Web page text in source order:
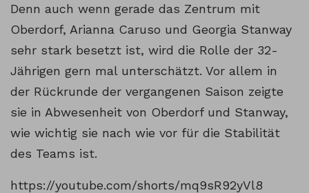
Denn auch wenn gerade das Zentrum mit
Oberdorf, Arianna Caruso und Georgia Stanway
sehr stark besetzt ist, wird die Rolle der 32-
Jährigen gern mal unterschätzt. Vor allem in
der Rückrunde der vergangenen Saison zeigte
sie in Abwesenheit von Oberdorf und Stanway,
wie wichtig sie nach wie vor für die Stabilität
des Teams ist.
https://youtube.com/shorts/mq9sR92yVl8